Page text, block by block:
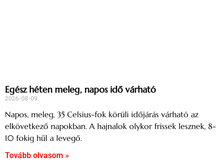
Egész héten meleg, napos idő várható
2026-08-09
Napos, meleg, 35 Celsius-fok körüli időjárás várható az
elkövetkező napokban. A hajnalok olykor frissek lesznek, 8-
10 fokig hűl a levegő.
Tovább olvasom »